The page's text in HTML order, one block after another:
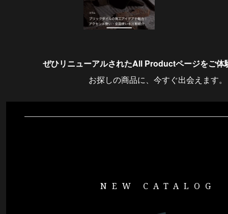
ぜひリニューアルされたAll Productページをご体
お探しの商品に、今すぐ出会えます。
NEW CATALOG